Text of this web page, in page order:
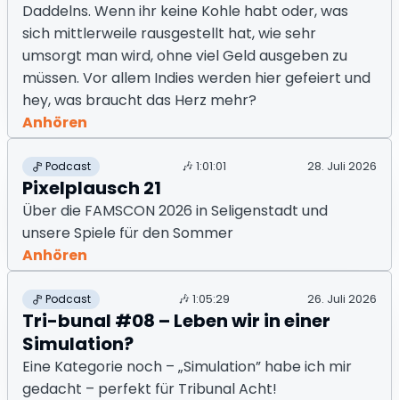
Daddelns. Wenn ihr keine Kohle habt oder, was
sich mittlerweile rausgestellt hat, wie sehr
umsorgt man wird, ohne viel Geld ausgeben zu
müssen. Vor allem Indies werden hier gefeiert und
hey, was braucht das Herz mehr?
Anhören
Podcast 🎶1:01:01 28. Juli 2026
Pixelplausch 21
Über die FAMSCON 2026 in Seligenstadt und
unsere Spiele für den Sommer
Anhören
Podcast 🎶1:05:29 26. Juli 2026
Tri-bunal #08 – Leben wir in einer
Simulation?
Eine Kategorie noch – „Simulation” habe ich mir
gedacht – perfekt für Tribunal Acht!